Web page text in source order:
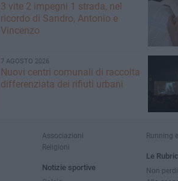
3 vite 2 impegni 1 strada, nel
ricordo di Sandro, Antonio e
Vincenzo
7 AGOSTO 2026
Nuovi centri comunali di raccolta
differenziata dei rifiuti urbani
Associazioni
Religioni
Notizie sportive
Running
Le
Non